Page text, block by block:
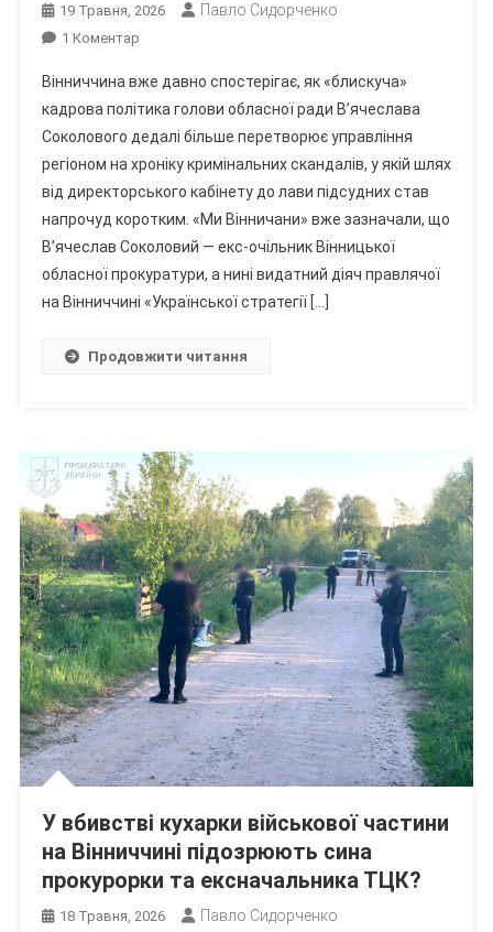
19 Травня, 2026 Павло Сидорченко
1 КоментарДо
Голови
Вінницької
Облради
Соколового
Продовжують
Опинятися
Під
Після
Вінниччина вже давно спостерігає, як «блискуча»
кадрова політика голови обласної ради В’ячеслава
Соколового дедалі більше перетворює управління
регіоном на хроніку кримінальних скандалів, у якій шлях
від директорського кабінету до лави підсудних став
напрочуд коротким. «Ми Вінничани» вже зазначали, що
В’ячеслав Соколовий — екс-очільник Вінницької
обласної прокуратури, а нині видатний діяч правлячої
на Вінниччині «Української стратегії […]
Продовжити читання
У вбивстві кухарки військової частини
на Вінниччині підозрюють сина
прокурорки та ексначальника ТЦК?
18 Травня, 2026 Павло Сидорченко